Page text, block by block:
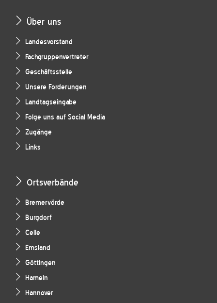
Über uns
Landesvorstand
Fachgruppenvertreter
Geschäftsstelle
Unsere Forderungen
Landtagseingabe
Folge uns auf Social Media
Zugänge
Links
Ortsverbände
Bremervörde
Burgdorf
Celle
Emsland
Göttingen
Hameln
Hannover